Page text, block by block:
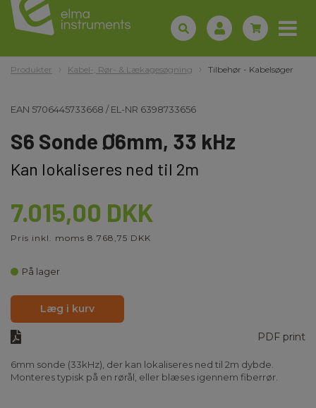
Produkter Kabel-, Rør- & Lækagesøgning Tilbehør - Kabelsøger
EAN 5706445733668 /EL-NR 6398733656
S6 Sonde Ø6mm, 33 kHz
Kan lokaliseres ned til 2m
7.015,00 DKK
Pris inkl. moms 8.768,75 DKK
På lager
Læg i kurv
PDF print
6mm sonde (33kHz), der kan lokaliseres ned til 2m dybde.
Monteres typisk på en rørål, eller blæses igennem fiberrør.